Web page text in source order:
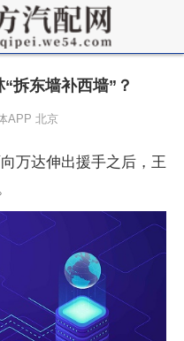
拆东墙补西墙”？
APP 北京
万达伸出援手之后，王